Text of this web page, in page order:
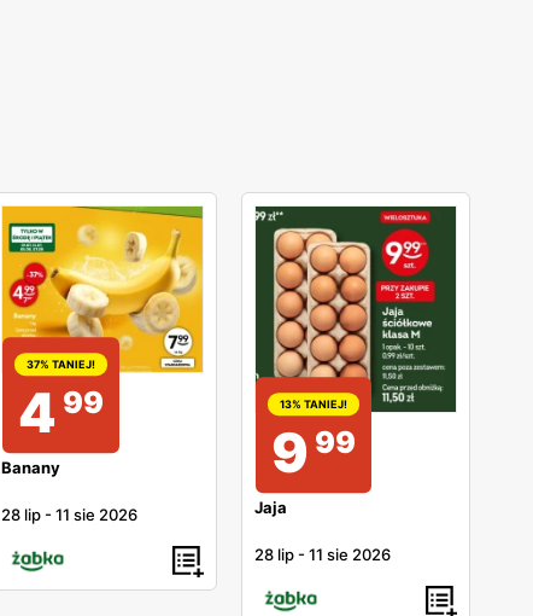
37% TANIEJ!
4 99
Banany
28 lip -11 sie 2026
13% TANIEJ!
9 99
Jaja
28 lip -11 sie 2026